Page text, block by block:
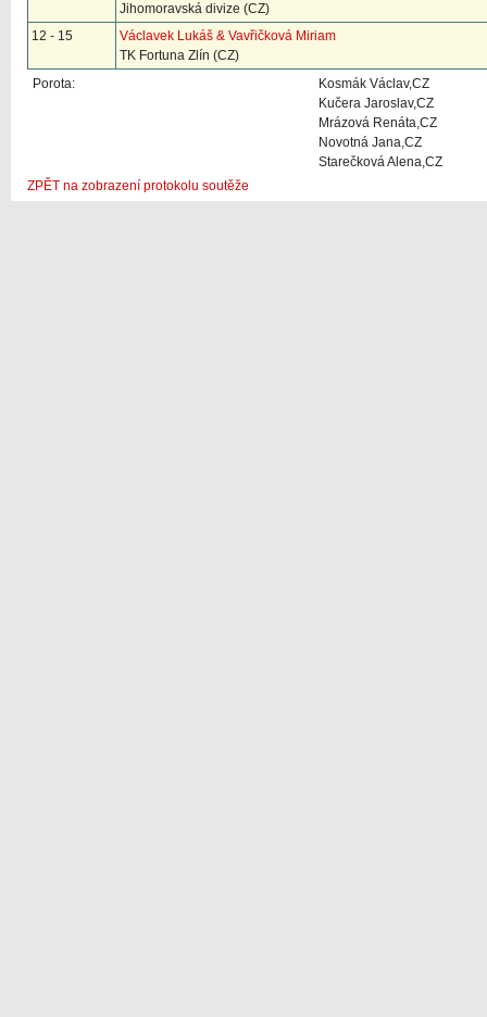
Jihomoravská divize (CZ)
12 - 15
Václavek Lukáš & Vavřičková Miriam
TK Fortuna Zlín (CZ)
Porota:
Kosmák Václav,CZ
Kučera Jaroslav,CZ
Mrázová Renáta,CZ
Novotná Jana,CZ
Starečková Alena,CZ
ZPĚT na zobrazení protokolu soutěže